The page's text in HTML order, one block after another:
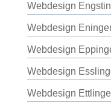
Webdesign
Webdesign
Webdesign
Webdesign
Webdesign